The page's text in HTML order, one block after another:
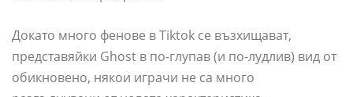
Докато много фенове в Tiktok се възхищават,
представяйки Ghost в по-глупав (и по-лудлив) вид от
обикновено, някои играчи не са много